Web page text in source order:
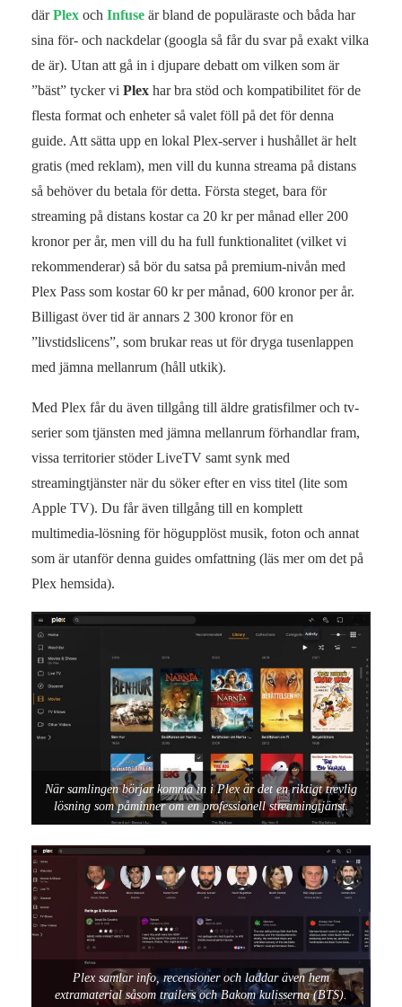
därPlex och Infuse är bland de populäraste och båda har
sina för- och nackdelar (googla så får du svar på exakt vilka
de är). Utan att gå in i djupare debatt om vilken som är
”bäst” tycker vi Plex har bra stöd och kompatibilitet för de
flesta format och enheter så valet föll på det för denna
guide. Att sätta upp en lokal Plex-server i hushållet är helt
gratis (med reklam), men vill du kunna streama på distans
så behöver du betala för detta. Första steget, bara för
streaming på distans kostar ca 20 kr per månad eller 200
kronor per år, men vill du ha full funktionalitet (vilket vi
rekommenderar) så bör du satsa på premium-nivån med
Plex Pass som kostar 60 kr per månad, 600 kronor per år.
Billigast över tid är annars 2 300 kronor för en
”livstidslicens”, som brukar reas ut för dryga tusenlappen
med jämna mellanrum (håll utkik).
Med Plex får du även tillgång till äldre gratisfilmer och tv-
serier som tjänsten med jämna mellanrum förhandlar fram,
vissa territorier stöder LiveTV samt synk med
streamingtjänster när du söker efter en viss titel (lite som
Apple TV). Du får även tillgång till en komplett
multimedia-lösning för högupplöst musik, foton och annat
som är utanför denna guides omfattning (läs mer om det på
Plex hemsida).
När samlingen börjar komma in i Plex är det en riktigt trevlig
lösning som påminner om en professionell streamingtjänst.
Plex samlar info, recensioner och laddar även hem
extramaterial såsom trailers och Bakom kulisserna (BTS).